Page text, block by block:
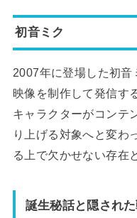
初音ミク
2007年に登場した初
映像を制作して発信す
キャラクターがコンテ
り上げる対象へと変わ
る上で欠かせない存在
誕生秘話と隠され